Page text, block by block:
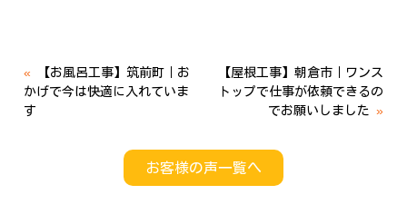
«
【お風呂工事】筑前町｜お
かげで今は快適に入れていま
す
【屋根工事】朝倉市｜ワンス
トップで仕事が依頼できるの
でお願いしました
»
お客様の声一覧へ